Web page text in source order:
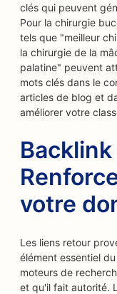
clés qui peuvent
Pour la chirurgie
tels que "meilleur
la chirurgie de la
palatine" peuvent
mots clés dans le
articles de blog et
améliorer votre
votre
Les liens retour
élément essentiel
moteurs de
et qu'il fait autorité.